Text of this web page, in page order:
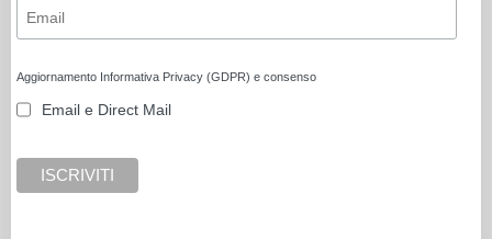
Aggiornamento Informativa Privacy (GDPR) e consenso
Email e Direct Mail